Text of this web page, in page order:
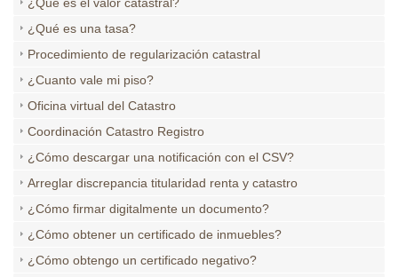
¿Qué es el valor catastral?
¿Qué es una tasa?
Procedimiento de regularización catastral
¿Cuanto vale mi piso?
Oficina virtual del Catastro
Coordinación Catastro Registro
¿Cómo descargar una notificación con el CSV?
Arreglar discrepancia titularidad renta y catastro
¿Cómo firmar digitalmente un documento?
¿Cómo obtener un certificado de inmuebles?
¿Cómo obtengo un certificado negativo?